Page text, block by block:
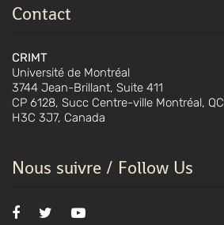
Contact
CRIMT
Université de Montréal
3744 Jean-Brillant, Suite 411
CP 6128, Succ Centre-ville Montréal, QC
H3C 3J7, Canada
Nous suivre / Follow Us